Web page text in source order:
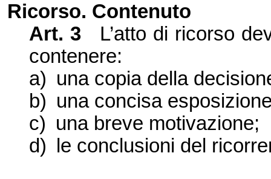
Ricorso. Contenuto
Art. 3
L’atto di ricorso
contenere:
a) una copia della
b) una concisa
c) una breve motivazione;
d)
le conclusioni del